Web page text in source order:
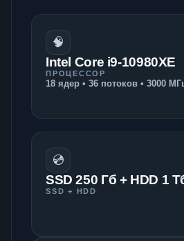
🧠
Intel Core i9-10980XE
ПРОЦЕССОР
18 ядер • 36 потоков • 3000
💿
SSD 250 Гб + HDD 1
SSD + HDD